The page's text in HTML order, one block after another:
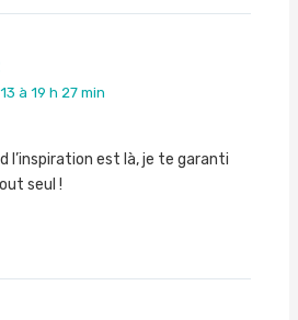
à 19 h 27 min
l’inspiration est là, je te garanti
seul !